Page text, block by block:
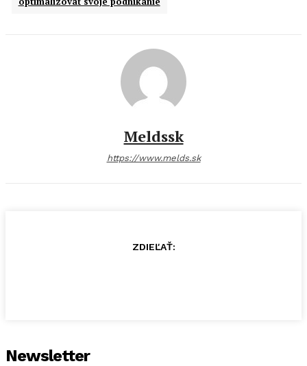
Meldssk
https://www.melds.sk
ZDIEĽAŤ:
Newsletter